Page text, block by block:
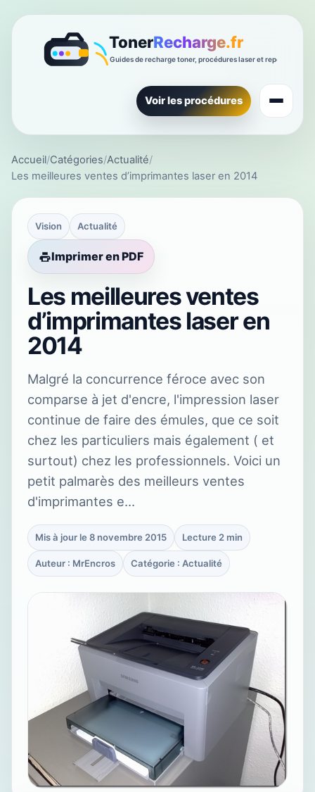
Voir les procédures
Accueil/Catégories/Actualité/
Les meilleures ventes d’imprimantes laser en 2014
Vision Actualité
Imprimer en PDF
Les meilleures ventes
d’imprimantes laser en
2014
Malgré la concurrence féroce avec son
comparse à jet d'encre, l'impression laser
continue de faire des émules, que ce soit
chez les particuliers mais également ( et
surtout) chez les professionnels. Voici un
petit palmarès des meilleurs ventes
d'imprimantes e…
Mis à jour le 8 novembre 2015 Lecture 2 min
Auteur : MrEncros Catégorie : Actualité